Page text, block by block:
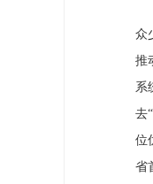
众
推
系
去
位
省